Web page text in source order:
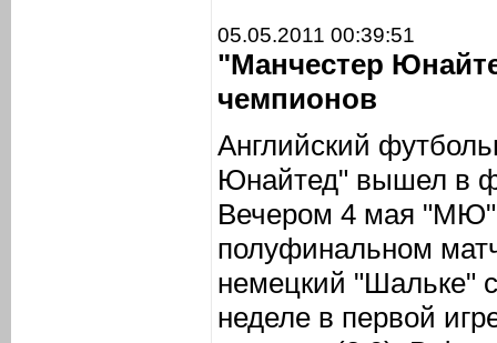
05.05.2011 00:39:51
"Манчестер
чемпионов
Английский
Юнайтед" вышел в
Вечером 4 мая "МЮ"
полуфинальном
немецкий "Шальке"
неделе в первой